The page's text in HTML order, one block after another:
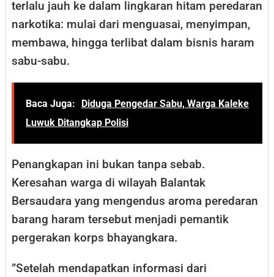
terlalu jauh ke dalam lingkaran hitam peredaran
narkotika: mulai dari menguasai, menyimpan,
membawa, hingga terlibat dalam bisnis haram
sabu-sabu.
Baca Juga:
Diduga Pengedar Sabu, Warga Kaleke
Luwuk Ditangkap Polisi
​Penangkapan ini bukan tanpa sebab.
Keresahan warga di wilayah Balantak
Bersaudara yang mengendus aroma peredaran
barang haram tersebut menjadi pemantik
pergerakan korps bhayangkara.
​”Setelah mendapatkan informasi dari